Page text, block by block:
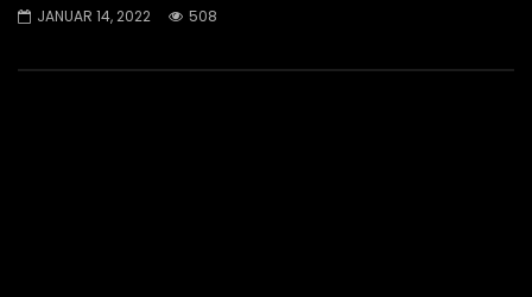
JANUAR 14, 2022 508